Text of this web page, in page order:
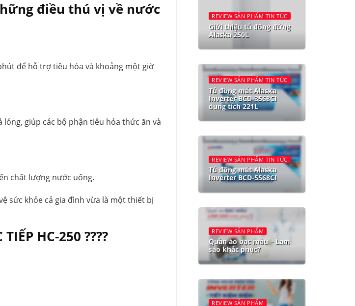
điều thú vị về nước
để hỗ trợ tiêu hóa và khoảng một giờ
giúp các bộ phận tiêu hóa thức ăn và
chất lượng nước uống.
sức khỏe cả gia đình vừa là một thiết bị
HC-250 ????
REVIEW SẢN PHẨM TIN TỨC
Giới thiệu tủ đông đứng
Alaska 250L
REVIEW SẢN PHẨM TIN TỨC
Tủ đông mát Alaska
Inverter BCD-3568CI
dung tích 221L
REVIEW SẢN PHẨM TIN TỨC
Tủ đông mát Alaska
Inverter BCD-5568CI
REVIEW SẢN PHẨM
Quần áo bạc màu – Làm
sao khắc phục?
REVIEW SẢN PHẨM